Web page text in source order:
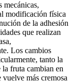
mecánicas,
modificación física
de la adhesión
que realizan
Los cambios
tanto la
fruta cambian en
más cremosa